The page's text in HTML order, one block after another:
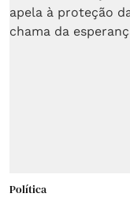
Política